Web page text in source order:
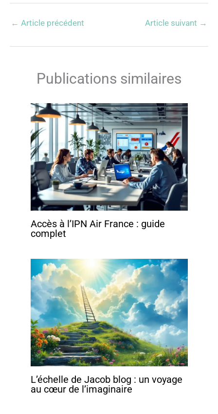
← Article précédent Article suivant →
Publications similaires
Accès à l’IPN Air France : guide
complet
L’échelle de Jacob blog : un voyage
au cœur de l’imaginaire